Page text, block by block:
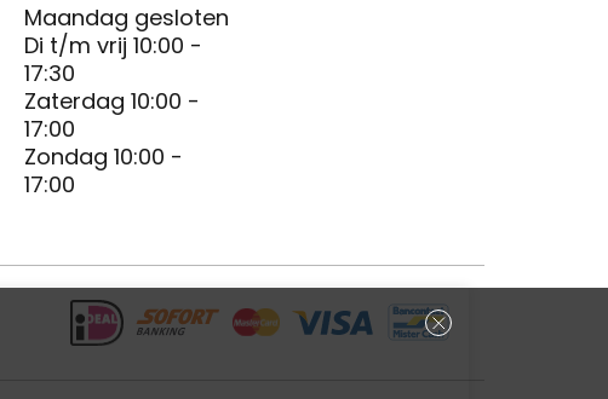
Maandag gesloten
Di t/m vrij 10:00 -
17:30
Zaterdag 10:00 -
17:00
Zondag 10:00 -
17:00